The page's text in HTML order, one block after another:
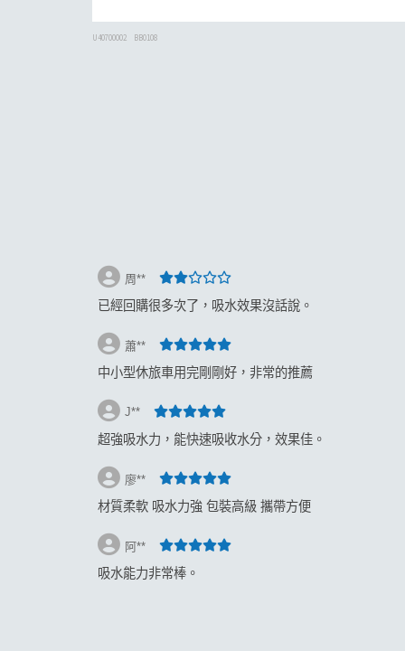
U40700002 BB0108
周**
已經回購很多次了，吸水效果沒話說。
蕭**
中小型休旅車用完剛剛好，非常的推薦
J**
超強吸水力，能快速吸收水分，效果佳。
廖**
材質柔軟 吸水力強 包裝高級 攜帶方便
阿**
吸水能力非常棒。